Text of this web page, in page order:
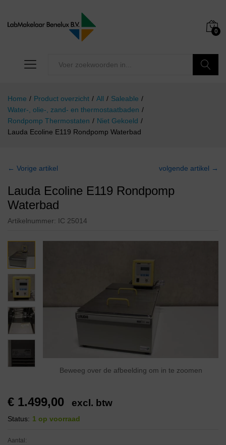
0
Home / Product overzicht / All / Saleable /
Water-, olie-, zand- en thermostaatbaden /
Rondpomp Thermostaten / Niet Gekoeld /
Lauda Ecoline E119 Rondpomp Waterbad
← Vorige artikel volgende artikel →
Lauda Ecoline E119 Rondpomp
Waterbad
Artikelnummer: IC 25014
Beweeg over de afbeelding om in te zoomen
€ 1.499,00 excl. btw
Status: 1 op voorraad
Aantal: